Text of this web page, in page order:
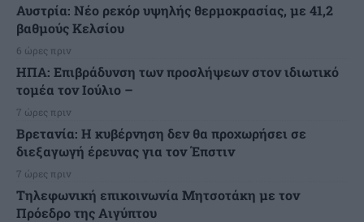
Αυστρία: Νέο ρεκόρ υψηλής θερμοκρασίας, με 41,2
βαθμούς Κελσίου
6 ώρες πριν
ΗΠΑ: Επιβράδυνση των προσλήψεων στον ιδιωτικό
τομέα τον Ιούλιο –
7 ώρες πριν
Βρετανία: Η κυβέρνηση δεν θα προχωρήσει σε
διεξαγωγή έρευνας για τον Έπστιν
7 ώρες πριν
Τηλεφωνική επικοινωνία Μητσοτάκη με τον
Πρόεδρο της Αιγύπτου